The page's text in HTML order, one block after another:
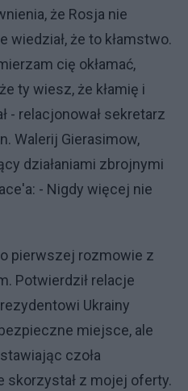
że Rosja nie
wiedział, że to kłamstwo.
cię okłamać,
ty wiesz, że kłamię i
- relacjonował sekretarz
Walerij Gierasimow,
działaniami zbrojnymi
- Nigdy więcej nie
pierwszej rozmowie z
Potwierdził relacje
Ukrainy
miejsce, ale
czoła
skorzystał z mojej oferty.